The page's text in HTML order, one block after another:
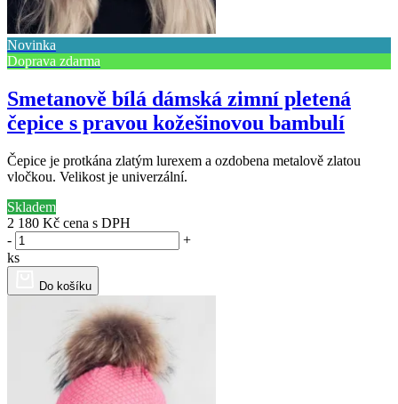
Novinka
Doprava zdarma
Smetanově bílá dámská zimní pletená
čepice s pravou kožešinovou bambulí
Čepice je protkána zlatým lurexem a ozdobena metalově zlatou
vločkou. Velikost je univerzální.
Skladem
2 180 Kč cena s DPH
-
+
ks
Do košíku